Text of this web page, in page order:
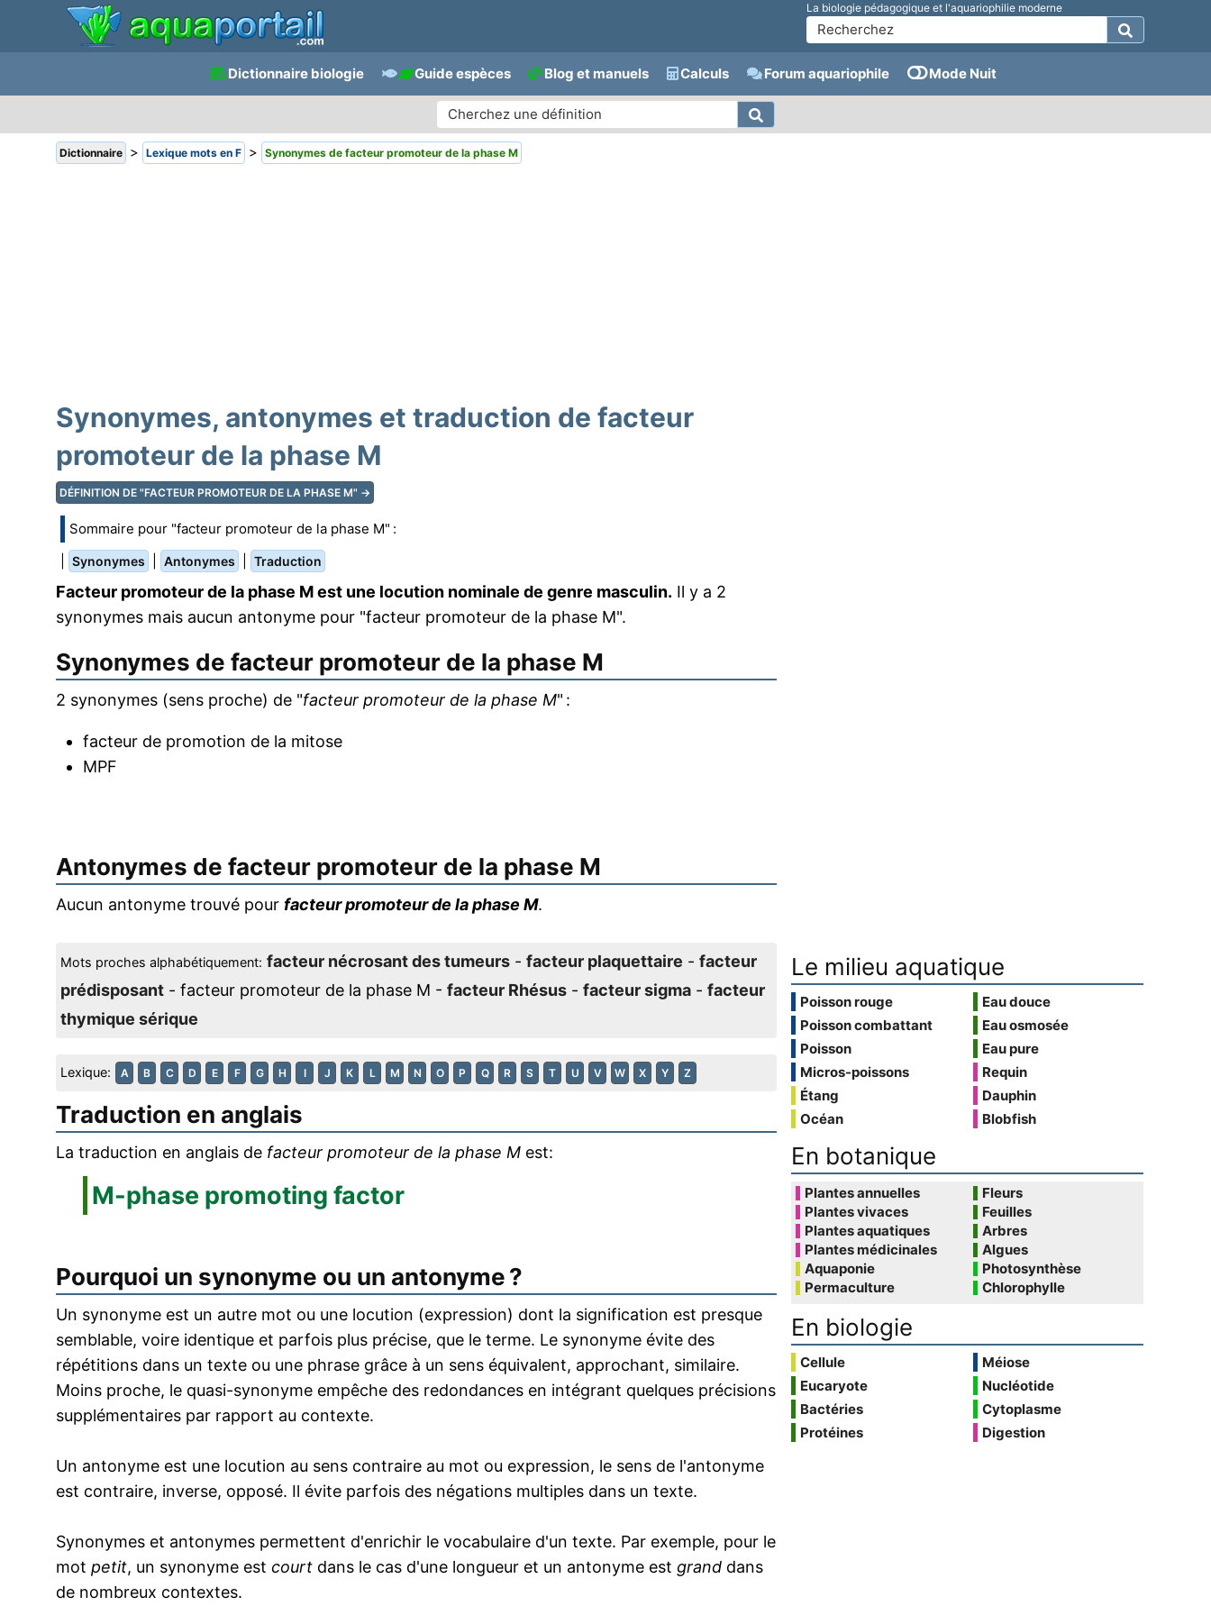
La biologie pédagogique et l'aquariophilie moderne
Dictionnaire biologie Guide espèces Blog et manuels Calculs Forum aquariophile Mode Nuit
Dictionnaire > Lexique mots en F > Synonymes de facteur promoteur de la phase M
Synonymes, antonymes et traduction de facteur
promoteur de la phase M
DÉFINITION DE "FACTEUR PROMOTEUR DE LA PHASE M" →
Sommaire pour "facteur promoteur de la phase M" :
Synonymes Antonymes Traduction
Facteur promoteur de la phase M est une locution nominale de genre masculin. Il y a 2
synonymes mais aucun antonyme pour "facteur promoteur de la phase M".
Synonymes de facteur promoteur de la phase M
2 synonymes (sens proche) de "facteur promoteur de la phase M" :
facteur de promotion de la mitose
MPF
Antonymes de facteur promoteur de la phase M
Aucun antonyme trouvé pour facteur promoteur de la phase M.
Mots proches alphabétiquement: facteur nécrosant des tumeurs - facteur plaquettaire - facteur
prédisposant - facteur promoteur de la phase M - facteur Rhésus - facteur sigma - facteur
thymique sérique
Lexique: A B C D E F G H I J K L M N O P Q R S T U V W X Y Z
Traduction en anglais
La traduction en anglais de facteur promoteur de la phase M est:
M-phase promoting factor
Pourquoi un synonyme ou un antonyme ?
Un synonyme est un autre mot ou une locution (expression) dont la signification est presque
semblable, voire identique et parfois plus précise, que le terme. Le synonyme évite des
répétitions dans un texte ou une phrase grâce à un sens équivalent, approchant, similaire.
Moins proche, le quasi-synonyme empêche des redondances en intégrant quelques précisions
supplémentaires par rapport au contexte.
Un antonyme est une locution au sens contraire au mot ou expression, le sens de l'antonyme
est contraire, inverse, opposé. Il évite parfois des négations multiples dans un texte.
Synonymes et antonymes permettent d'enrichir le vocabulaire d'un texte. Par exemple, pour le
mot petit, un synonyme est court dans le cas d'une longueur et un antonyme est grand dans
de nombreux contextes.
Le milieu aquatique
Poisson rouge
Poisson combattant
Poisson
Micros-poissons
Étang
Océan
Eau douce
Eau osmosée
Eau pure
Requin
Dauphin
Blobfish
En botanique
Plantes annuelles
Plantes vivaces
Plantes aquatiques
Plantes médicinales
Aquaponie
Permaculture
Fleurs
Feuilles
Arbres
Algues
Photosynthèse
Chlorophylle
En biologie
Cellule
Eucaryote
Bactéries
Protéines
Méiose
Nucléotide
Cytoplasme
Digestion